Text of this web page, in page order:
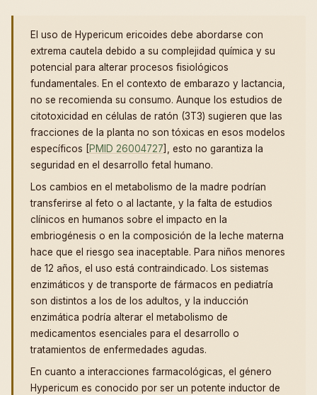
El uso de Hypericum ericoides debe abordarse con
extrema cautela debido a su complejidad química y su
potencial para alterar procesos fisiológicos
fundamentales. En el contexto de embarazo y lactancia,
no se recomienda su consumo. Aunque los estudios de
citotoxicidad en células de ratón (3T3) sugieren que las
fracciones de la planta no son tóxicas en esos modelos
específicos [PMID 26004727], esto no garantiza la
seguridad en el desarrollo fetal humano.
Los cambios en el metabolismo de la madre podrían
transferirse al feto o al lactante, y la falta de estudios
clínicos en humanos sobre el impacto en la
embriogénesis o en la composición de la leche materna
hace que el riesgo sea inaceptable. Para niños menores
de 12 años, el uso está contraindicado. Los sistemas
enzimáticos y de transporte de fármacos en pediatría
son distintos a los de los adultos, y la inducción
enzimática podría alterar el metabolismo de
medicamentos esenciales para el desarrollo o
tratamientos de enfermedades agudas.
En cuanto a interacciones farmacológicas, el género
Hypericum es conocido por ser un potente inductor de